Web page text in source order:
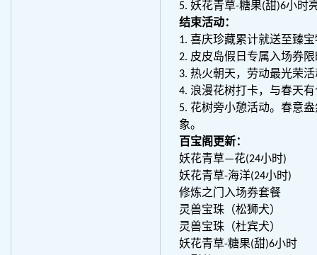
5. 妖花青草-糖果(甜)6小时
结束活动：
1. 喜庆珍藏累计就送至臻
2. 皮皮岛假日专属入场券
3. 热火朝天，劳动最光荣活
4. 浪漫花树打卡，与春天
5. 花树旁小憩活动。春意
象。
百宝阁更新：
妖花青草—花(24小时)
妖花青草-海洋(24小时)
修炼之门入场券套餐
灵兽宝珠（松狮犬）
灵兽宝珠（杜宾犬）
妖花青草-糖果(甜)6小时